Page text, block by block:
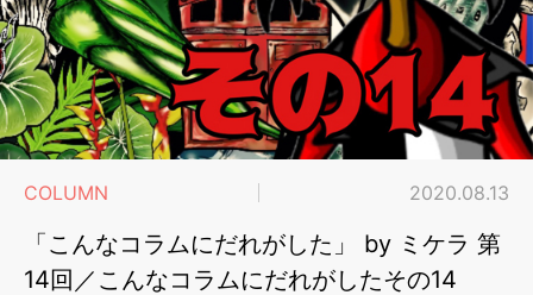
COLUMN 2020.08.13
「こんなコラムにだれがした」 by ミケラ 第
14回／こんなコラムにだれがしたその14